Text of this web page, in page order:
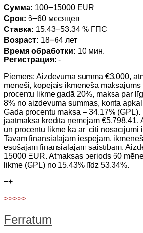
Сумма: 100౼15000 EUR
Срок: 6౼60 месяцев
Ставка: 15.43౼53.34 % ГПС
Возраст: 18౼64 лет
Время обработки: 10 мин.
Регистрация: -
Piemērs: Aizdevuma summa €3,000,
mēneši, kopējais ikmēneša maksājums
procentu likme gadā 20%, maksa par
8% no aizdevuma summas, konta
Gada procentu maksa – 34.17%
jāatmaksā kredīta ņēmējam €5,798.41.
un procentu likme kā arī citi nosacījumi
Tavām finansiālajām iespējām,
esošajām finansiālajām saistībām.
15000 EUR. Atmaksas periods 60
likme (GPL) no 15.43% līdz 53.34%.
−+
>>>>>
Ferratum